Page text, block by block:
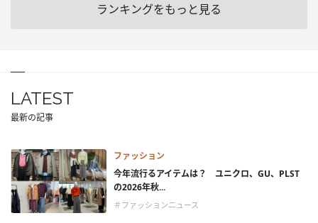
ランキングをもっと見る
LATEST
最新の記事
ファッション
今年流行るアイテムは？ ユニクロ、GU、PLST
の2026年秋...
＃ファッションニュース